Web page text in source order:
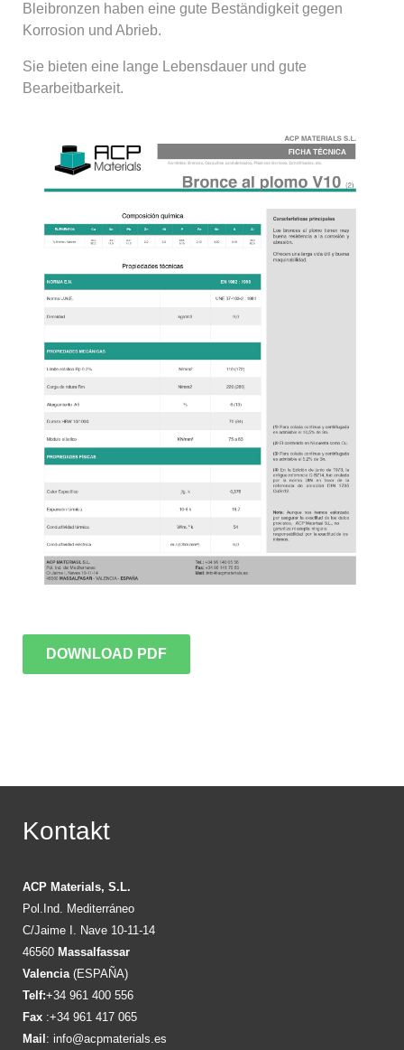
Bleibronzen haben eine gute Beständigkeit gegen
Korrosion und Abrieb.
Sie bieten eine lange Lebensdauer und gute
Bearbeitbarkeit.
DOWNLOAD PDF
Kontakt
ACP Materials, S.L.
Pol.Ind. Mediterráneo
C/Jaime I. Nave 10-11-14
46560 Massalfassar
Valencia(ESPAÑA)
Telf:+34 961 400 556
Fax :+34 961 417 065
Mail : info@acpmaterials.es